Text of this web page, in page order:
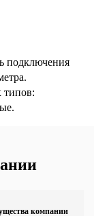
подключения
типов: